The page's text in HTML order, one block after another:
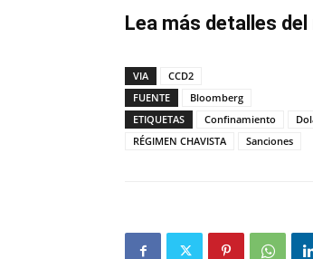
Lea más detalles
VIA
CCD2
FUENTE
Bloomberg
ETIQUETAS
Confinamiento
RÉGIMEN CHAVISTA
Sanciones